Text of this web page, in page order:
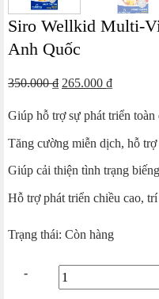
Siro Wellkid Multi-
Anh Quốc
350.000₫ Giá
là:
350.000 ₫.
265.000 ₫Giá
tại
là:
265.000 ₫.
Giúp hỗ trợ sự phát triển toàn
Tăng cường miễn dịch, hỗ trợ
Giúp cải thiện tình trạng
Hỗ trợ phát triển chiều cao,
Trạng thái: Còn hàng